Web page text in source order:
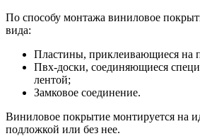
По способу монтажа виниловое
вида:
Пластины, приклеивающиеся на
Пвх-доски, соединяющиеся
лентой;
Замковое соединение.
Виниловое покрытие монтируется на
подложкой или без нее.